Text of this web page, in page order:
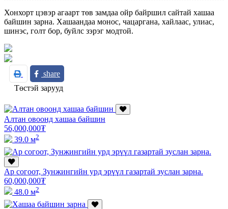
Хонхорт цэвэр агаарт төв замдаа ойр байршил сайтай хашаа
байшин зарна. Хашаандаа монос, чацаргана, хайлаас, улиас,
шинэс, голт бор, буйлс зэрэг модтой.
share
Төстэй зарууд
Алтан овоонд хашаа байшин
56,000,000₮
39.0 м2
Ар согоот, Зунжингийн урд эрүүл газартай зуслан зарна.
60,000,000₮
48.0 м2